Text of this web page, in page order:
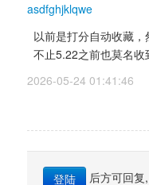
asdfghjklqwe
以前是打分自动收藏，
不止5.22之前也莫名收
2026-05-24 01:41:46
登陆 后方可回